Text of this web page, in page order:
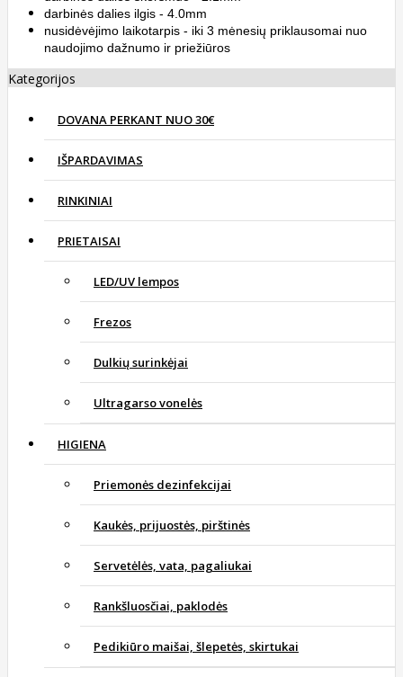
darbinės dalies ilgis - 4.0mm
nusidėvėjimo laikotarpis - iki 3 mėnesių priklausomai nuo
naudojimo dažnumo ir priežiūros
Kategorijos
DOVANA PERKANT NUO 30€
IŠPARDAVIMAS
RINKINIAI
PRIETAISAI
LED/UV lempos
Frezos
Dulkių surinkėjai
Ultragarso vonelės
HIGIENA
Priemonės dezinfekcijai
Kaukės, prijuostės, pirštinės
Servetėlės, vata, pagaliukai
Rankšluosčiai, paklodės
Pedikiūro maišai, šlepetės, skirtukai